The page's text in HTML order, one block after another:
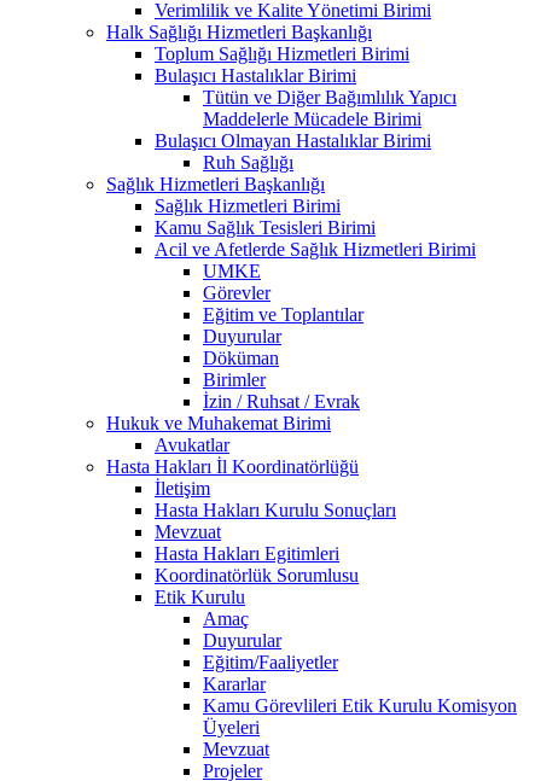
Verimlilik ve Kalite Yönetimi Birimi
Halk Sağlığı Hizmetleri Başkanlığı
Toplum Sağlığı Hizmetleri Birimi
Bulaşıcı Hastalıklar Birimi
Tütün ve Diğer Bağımlılık Yapıcı
Maddelerle Mücadele Birimi
Bulaşıcı Olmayan Hastalıklar Birimi
Ruh Sağlığı
Sağlık Hizmetleri Başkanlığı
Sağlık Hizmetleri Birimi
Kamu Sağlık Tesisleri Birimi
Acil ve Afetlerde Sağlık Hizmetleri Birimi
UMKE
Görevler
Eğitim ve Toplantılar
Duyurular
Döküman
Birimler
İzin / Ruhsat / Evrak
Hukuk ve Muhakemat Birimi
Avukatlar
Hasta Hakları İl Koordinatörlüğü
İletişim
Hasta Hakları Kurulu Sonuçları
Mevzuat
Hasta Hakları Egitimleri
Koordinatörlük Sorumlusu
Etik Kurulu
Amaç
Duyurular
Eğitim/Faaliyetler
Kararlar
Kamu Görevlileri Etik Kurulu Komisyon
Üyeleri
Mevzuat
Projeler